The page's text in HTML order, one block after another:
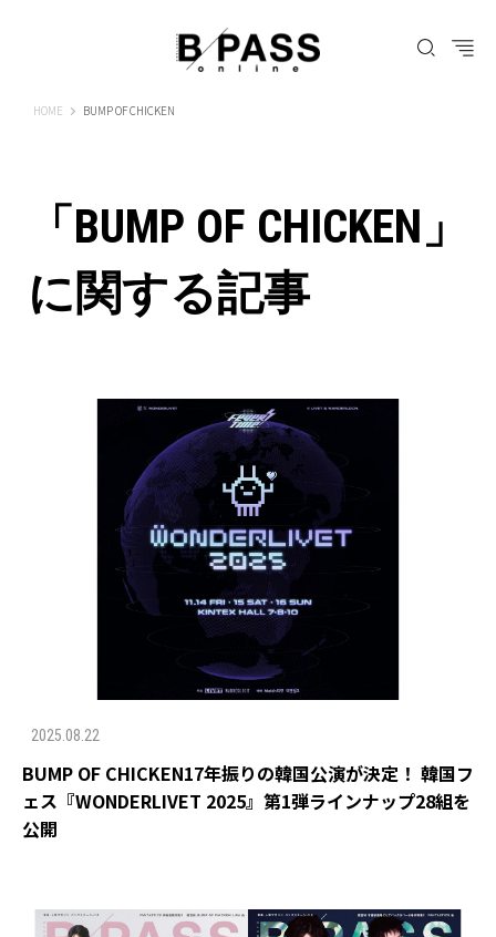
HOME B-PASS ONLINE
BUMP OF CHICKEN
「BUMP OF CHICKEN」
に関する記事
2025.08.22
BUMP OF CHICKEN17年振りの韓国公演が決定！ 韓国フ
ェス『WONDERLIVET 2025』第1弾ラインナップ28組を
公開